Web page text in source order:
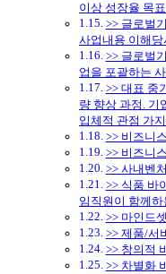
이상 성장율 목
>> 글로벌
사업내용 이해
>> 글로벌
업을 포괄하는
>> 대표 중
량 향상 과정. 기
입체적 관점 가
>> 비즈니
>> 비즈니
>> 사내벤
>> 식품 바
임직원이 함께
>> 마인드
>> 제품/서
>> 창의적
>> 차별화